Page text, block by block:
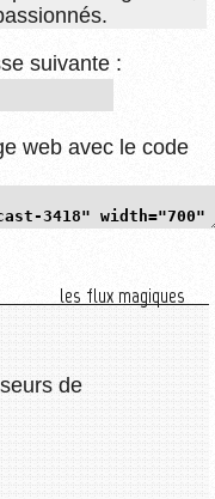
suivante :
web avec le code
les flux magiques
de